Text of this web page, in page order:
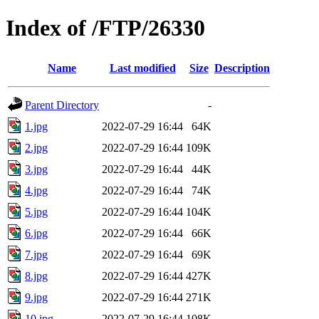
Index of /FTP/26330
Name Last modified Size Description
Parent Directory
-
1.jpg
2022-07-29 16:44
64K
2.jpg
2022-07-29 16:44 109K
3.jpg
2022-07-29 16:44
44K
4.jpg
2022-07-29 16:44
74K
5.jpg
2022-07-29 16:44 104K
6.jpg
2022-07-29 16:44
66K
7.jpg
2022-07-29 16:44
69K
8.jpg
2022-07-29 16:44 427K
9.jpg
2022-07-29 16:44 271K